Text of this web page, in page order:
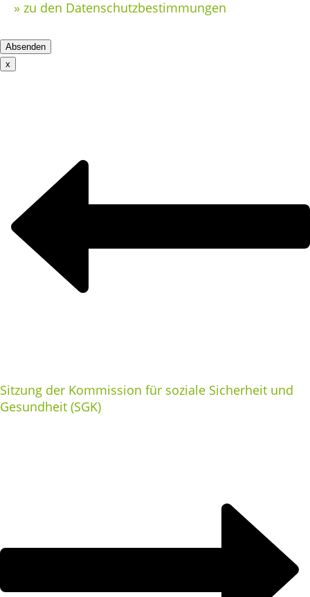
» zu den Datenschutzbestimmungen
x
Sitzung der Kommission für soziale Sicherheit und
Gesundheit (SGK)